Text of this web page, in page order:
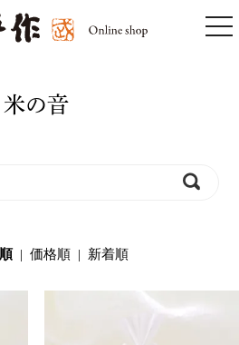
米の音
| 価格順| 新着順